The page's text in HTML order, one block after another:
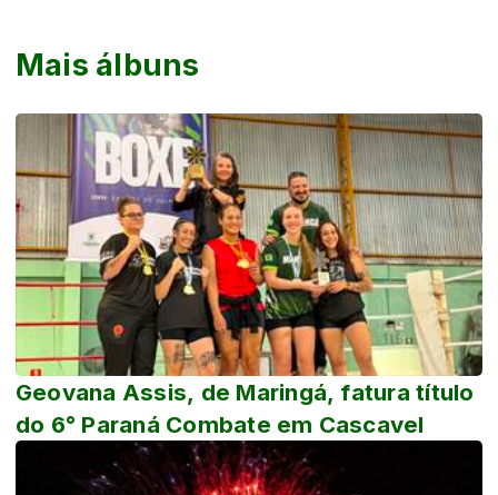
Mais álbuns
Geovana Assis, de Maringá, fatura título
do 6° Paraná Combate em Cascavel